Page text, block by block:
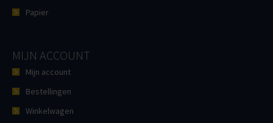
Papier
MIJN ACCOUNT
Mijn account
Bestellingen
Winkelwagen